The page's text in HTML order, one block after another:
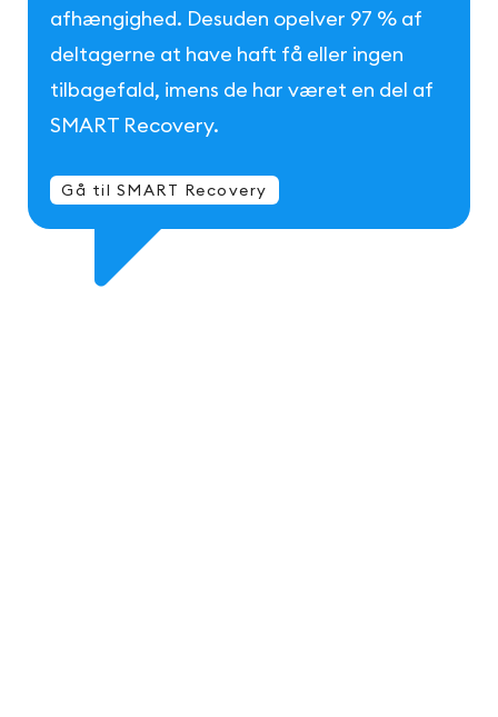
afhængighed. Desuden opelver 97 % af
deltagerne at have haft få eller ingen
tilbagefald, imens de har været en del af
SMART Recovery.
Gå til SMART Recovery